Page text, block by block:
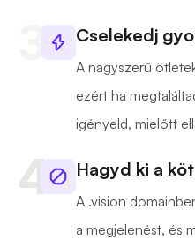
Cselekedj
A nagyszerű
ezért ha
igényeld, mielőtt
Hagyd ki a
A .vision
a megjelenést, és